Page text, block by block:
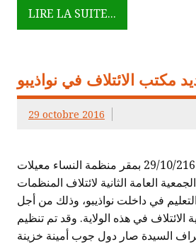
LIRE LA SUITE...
مكتب الائتلاف في نواذيبو
29 octobre 2016
التأمت اليوم السبت 29/10/216 بمقر منظمة النساء معيلات
العامة الثانية لائتلاف المنظمات
في داخلت نواذيبو، وذلك من أجل
في هذه الولاية. وقد تم تنظيم
السيدة صار دول جوب أمينة خزينة